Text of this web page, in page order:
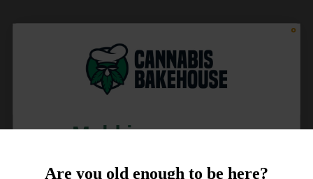
Are you old enough to be here?
Meld je aan voor